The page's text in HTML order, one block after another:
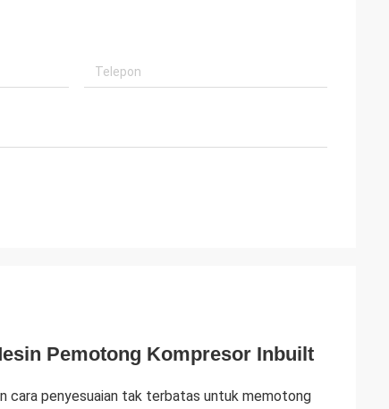
Pemotong Kompresor Inbuilt
cara penyesuaian tak terbatas untuk memotong